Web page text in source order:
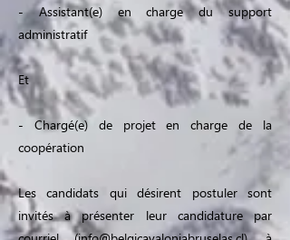
- Assistant(e) en charge du support
administratif
Et
- Chargé(e) de projet en charge de la
coopération
Les candidats qui désirent postuler sont
invités à présenter leur candidature par